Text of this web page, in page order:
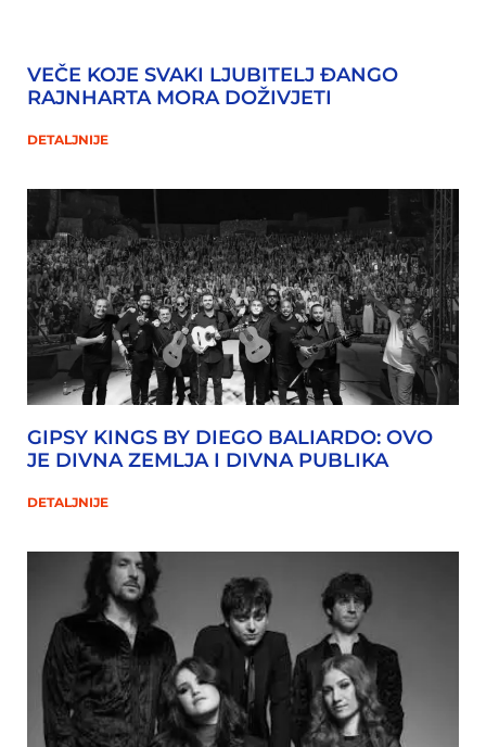
VEČE KOJE SVAKI LJUBITELJ ĐANGO
RAJNHARTA MORA DOŽIVJETI
DETALJNIJE
GIPSY KINGS BY DIEGO BALIARDO: OVO
JE DIVNA ZEMLJA I DIVNA PUBLIKA
DETALJNIJE